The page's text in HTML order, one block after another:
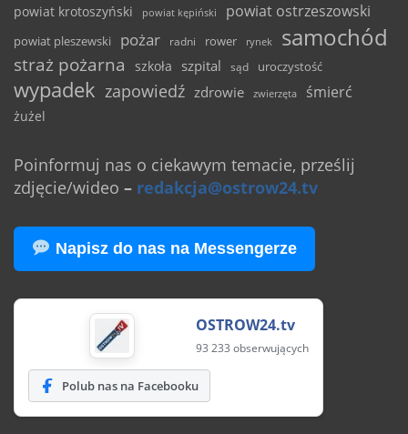
powiat krotoszyński powiat kępiński powiat ostrzeszowski
powiat pleszewski pożar radni rower rynek samochód
straż pożarna szkoła szpital sąd uroczystość
wypadek zapowiedź zdrowie zwierzęta śmierć
żużel
Poinformuj nas o ciekawym temacie, prześlij
zdjęcie/wideo – redakcja@ostrow24.tv
Napisz do nas na Messengerze
OSTROW24.tv
93 233 obserwujących
Polub nas na Facebooku